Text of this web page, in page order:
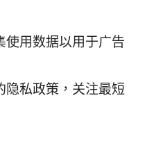
使用数据以用于广告
隐私政策，关注最短